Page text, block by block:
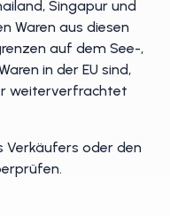
Singapur und
Waren aus diesen
auf dem See-,
in der EU sind,
weiterverfrachtet
Verkäufers oder den